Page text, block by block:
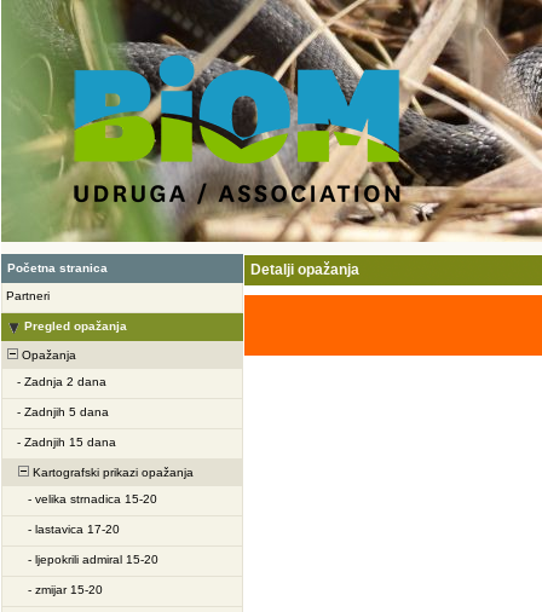
Početna stranica
Partneri
Pregled opažanja
Opažanja
- Zadnja 2 dana
- Zadnjih 5 dana
- Zadnjih 15 dana
Kartografski prikazi opažanja
- velika strnadica 15-20
- lastavica 17-20
- ljepokrili admiral 15-20
- zmijar 15-20
Detalji opažanja